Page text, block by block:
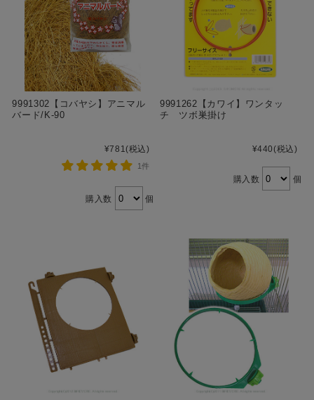
9991302【コバヤシ】アニマル
バード/K-90
¥781(税込)
1件
購入数 個
9991262【カワイ】ワンタッ
チ ツボ巣掛け
¥440(税込)
購入数 個